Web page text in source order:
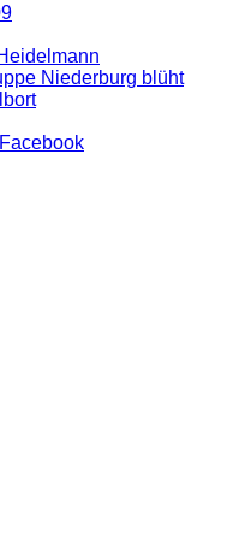
Niederburg blüht